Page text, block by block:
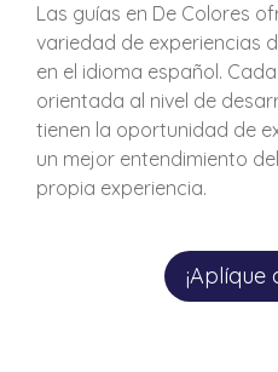
Las guías en De Colores
variedad de experiencias
en el idioma español.
orientada al nivel de
tienen la oportunidad de
un mejor entendimiento
propia experiencia.
¡Aplíque